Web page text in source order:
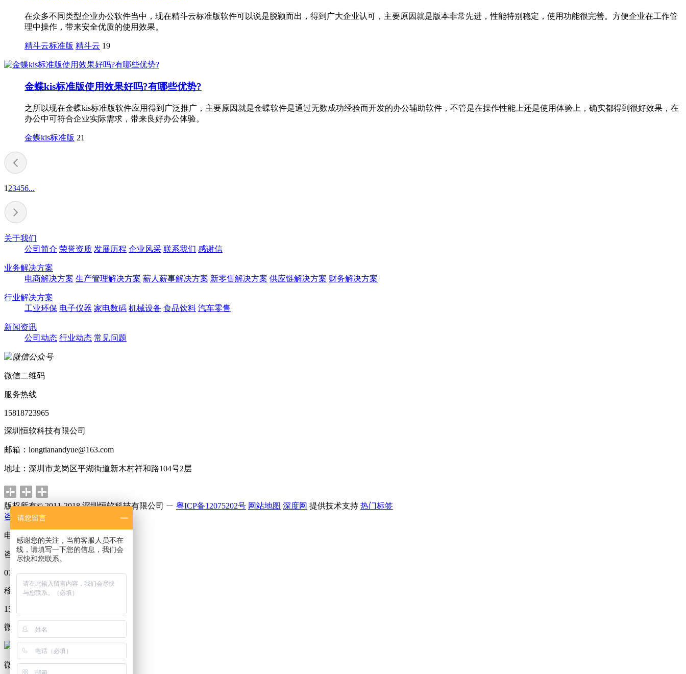
在众多不同类型企业办公软件当中，现在精斗云标准版软件可以说是脱颖而出，得到广大企业认可，主要原因就是版本非常先进，性能特别稳定，使用功能很完善。方便企业在工作管
理中操作，带来安全优质的使用效果。
精斗云标准版 精斗云 19
金蝶kis标准版使用效果好吗?有哪些优势?
之所以现在金蝶kis标准版软件应用得到广泛推广，主要原因就是金蝶软件是通过无数成功经验而开发的办公辅助软件，不管是在操作性能上还是使用体验上，确实都得到很好效果，在
办公中可符合企业实际需求，带来良好办公体验。
金蝶kis标准版 21
1 23456...
关于我们
公司简介 荣誉资质 发展历程 企业风采 联系我们 感谢信
业务解决方案
电商解决方案 生产管理解决方案 薪人薪事解决方案 新零售解决方案 供应链解决方案 财务解决方案
行业解决方案
工业环保 电子仪器 家电数码 机械设备 食品饮料 汽车零售
新闻资讯
公司动态 行业动态 常见问题
微信二维码
服务热线
15818723965
深圳恒软科技有限公司
邮箱：longtianandyue@163.com
地址：深圳市龙岗区平湖街道新木村祥和路104号2层
版权所有© 2011-2018 深圳恒软科技有限公司 ㄧ 粤ICP备12075202号 网站地图 深度网 提供技术支持 热门标签
咨询
电话
咨询热线
0755-86087557
移动电话
15818723965
微信
微信二维码
请您留言
感谢您的关注，当前客服人员不在
线，请填写一下您的信息，我们会
尽快和您联系。